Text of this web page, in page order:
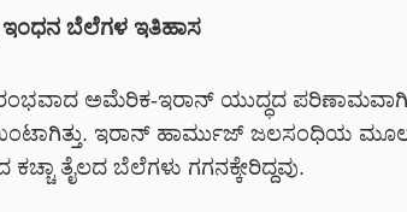
ಇಂಧನ ಬೆಲೆಗಳ ಇತಿಹಾಸ
ಅಮೆರಿಕ-ಇರಾನ್ ಯುದ್ಧದ ಪರಿಣಾಮವಾಗಿ
ಇರಾನ್ ಹಾರ್ಮುಜ್ ಜಲಸಂಧಿಯ
ತೈಲದ ಬೆಲೆಗಳು ಗಗನಕ್ಕೇರಿದ್ದವು.